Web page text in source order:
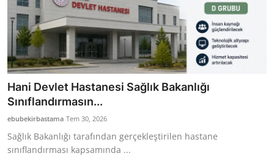
Toplum ve Yaşam
Sivil Toplum Kuruluşları
Kamu Kurumları ve Üst Kurullar
Resmi Reklamlar
Hani Devlet Hastanesi Sağlık Bakanlığı
Sınıflandırmasın...
ebubekirbastama Tem 30, 2026
Sağlık Bakanlığı tarafından gerçekleştirilen hastane
sınıflandırması kapsamında ...